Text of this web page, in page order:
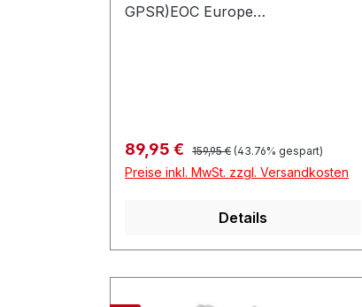
GPSR)EOC Europe
Verkaufspreis:
89,95 € Regulärer Preis:
159,95 € (43.76% gespart)
Preise inkl. MwSt. zzgl. Versandkosten
Details